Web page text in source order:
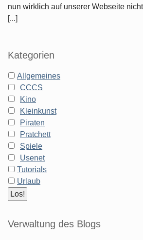
nun wirklich auf unserer Webseite
[...]
Kategorien
Allgemeines
CCCS
Kino
Kleinkunst
Piraten
Pratchett
Spiele
Usenet
Tutorials
Urlaub
Verwaltung des Blogs